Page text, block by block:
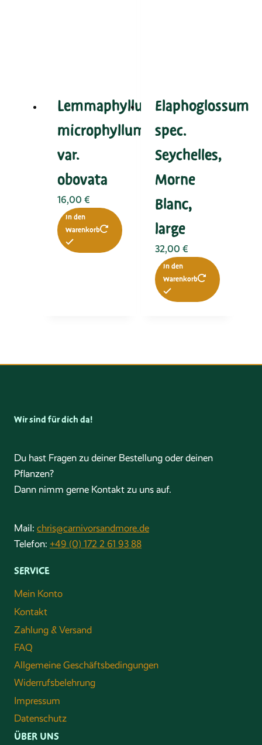
Lemmaphyllum
microphyllum
var.
obovata
16,00 €
In den
Warenkorb
Elaphoglossum
spec.
Seychelles,
Morne
Blanc,
large
32,00 €
In den
Warenkorb
Wir sind für dich da!
Du hast Fragen zu deiner Bestellung oder deinen
Pflanzen?
Dann nimm gerne Kontakt zu uns auf.
Mail: chris@carnivorsandmore.de
Telefon: +49 (0) 172 2 61 93 88
SERVICE
Mein Konto
Kontakt
Zahlung & Versand
FAQ
Allgemeine Geschäftsbedingungen
Widerrufsbelehrung
Impressum
Datenschutz
ÜBER UNS